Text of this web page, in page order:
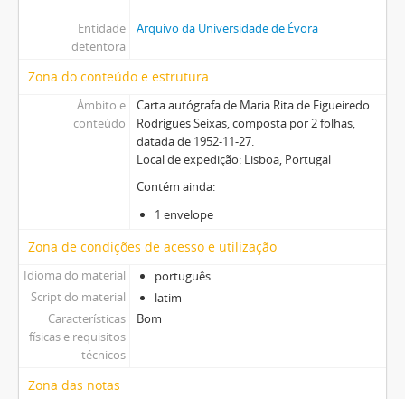
Entidade
detentora
Arquivo da Universidade de Évora
Zona do conteúdo e estrutura
Âmbito e
conteúdo
Carta autógrafa de Maria Rita de Figueiredo
Rodrigues Seixas, composta por 2 folhas,
datada de 1952-11-27.
Local de expedição: Lisboa, Portugal
Contém ainda:
1 envelope
Zona de condições de acesso e utilização
Idioma do material
português
Script do material
latim
Características
físicas e requisitos
técnicos
Bom
Zona das notas